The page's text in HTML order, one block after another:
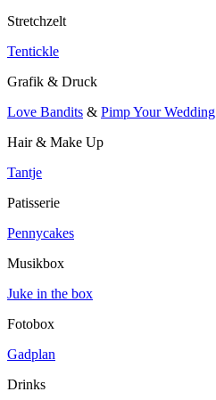
Stretchzelt
Tentickle
Grafik & Druck
Love Bandits & Pimp Your Wedding
Hair & Make Up
Tantje
Patisserie
Pennycakes
Musikbox
Juke in the box
Fotobox
Gadplan
Drinks